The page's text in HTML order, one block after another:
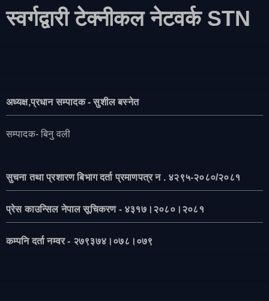
स्वर्गद्वारी टेक्नीकल नेटवर्क STN
अध्यक्ष,प्रधान सम्पादक - सुशील बस्नेत
सम्पादक- बिनु वली
सुचना तथा प्रशारण बिभाग दर्ता प्रमाणपत्र न . ४२९५-२०८०/२०८१
प्रेस काउन्सिल नेपाल सूचिकरण - ४३१७।२०८०।२०८१
कम्पनि दर्ता नम्वर - २७९३७४।०७८।०७९